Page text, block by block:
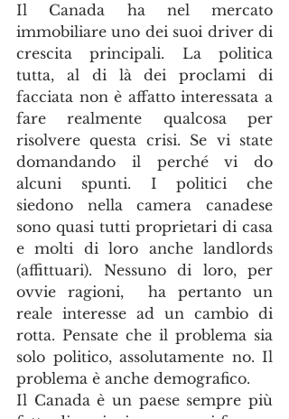
Il Canada ha nel mercato
immobiliare uno dei suoi driver di
crescita principali. La politica
tutta, al di là dei proclami di
facciata non è affatto interessata a
fare realmente qualcosa per
risolvere questa crisi. Se vi state
domandando il perché vi do
alcuni spunti. I politici che
siedono nella camera canadese
sono quasi tutti proprietari di casa
e molti di loro anche landlords
(affittuari). Nessuno di loro, per
ovvie ragioni,  ha pertanto un
reale interesse ad un cambio di
rotta. Pensate che il problema sia
solo politico, assolutamente no. Il
problema è anche demografico.
Il Canada è un paese sempre più